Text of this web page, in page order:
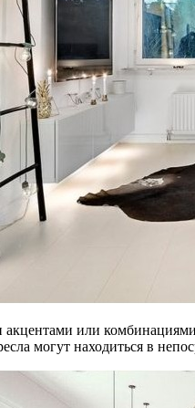
или
могут находиться в